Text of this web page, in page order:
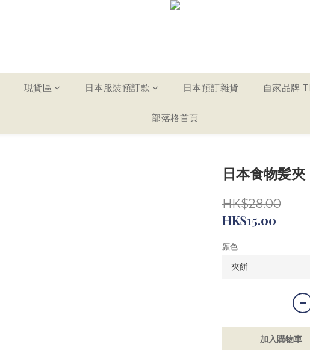
現貨區 日本服裝預訂款 日本預訂雜貨 自家品牌
部落格首頁
日本食物髪夾
HK$28.00
HK$15.00
顏色
加入購物車